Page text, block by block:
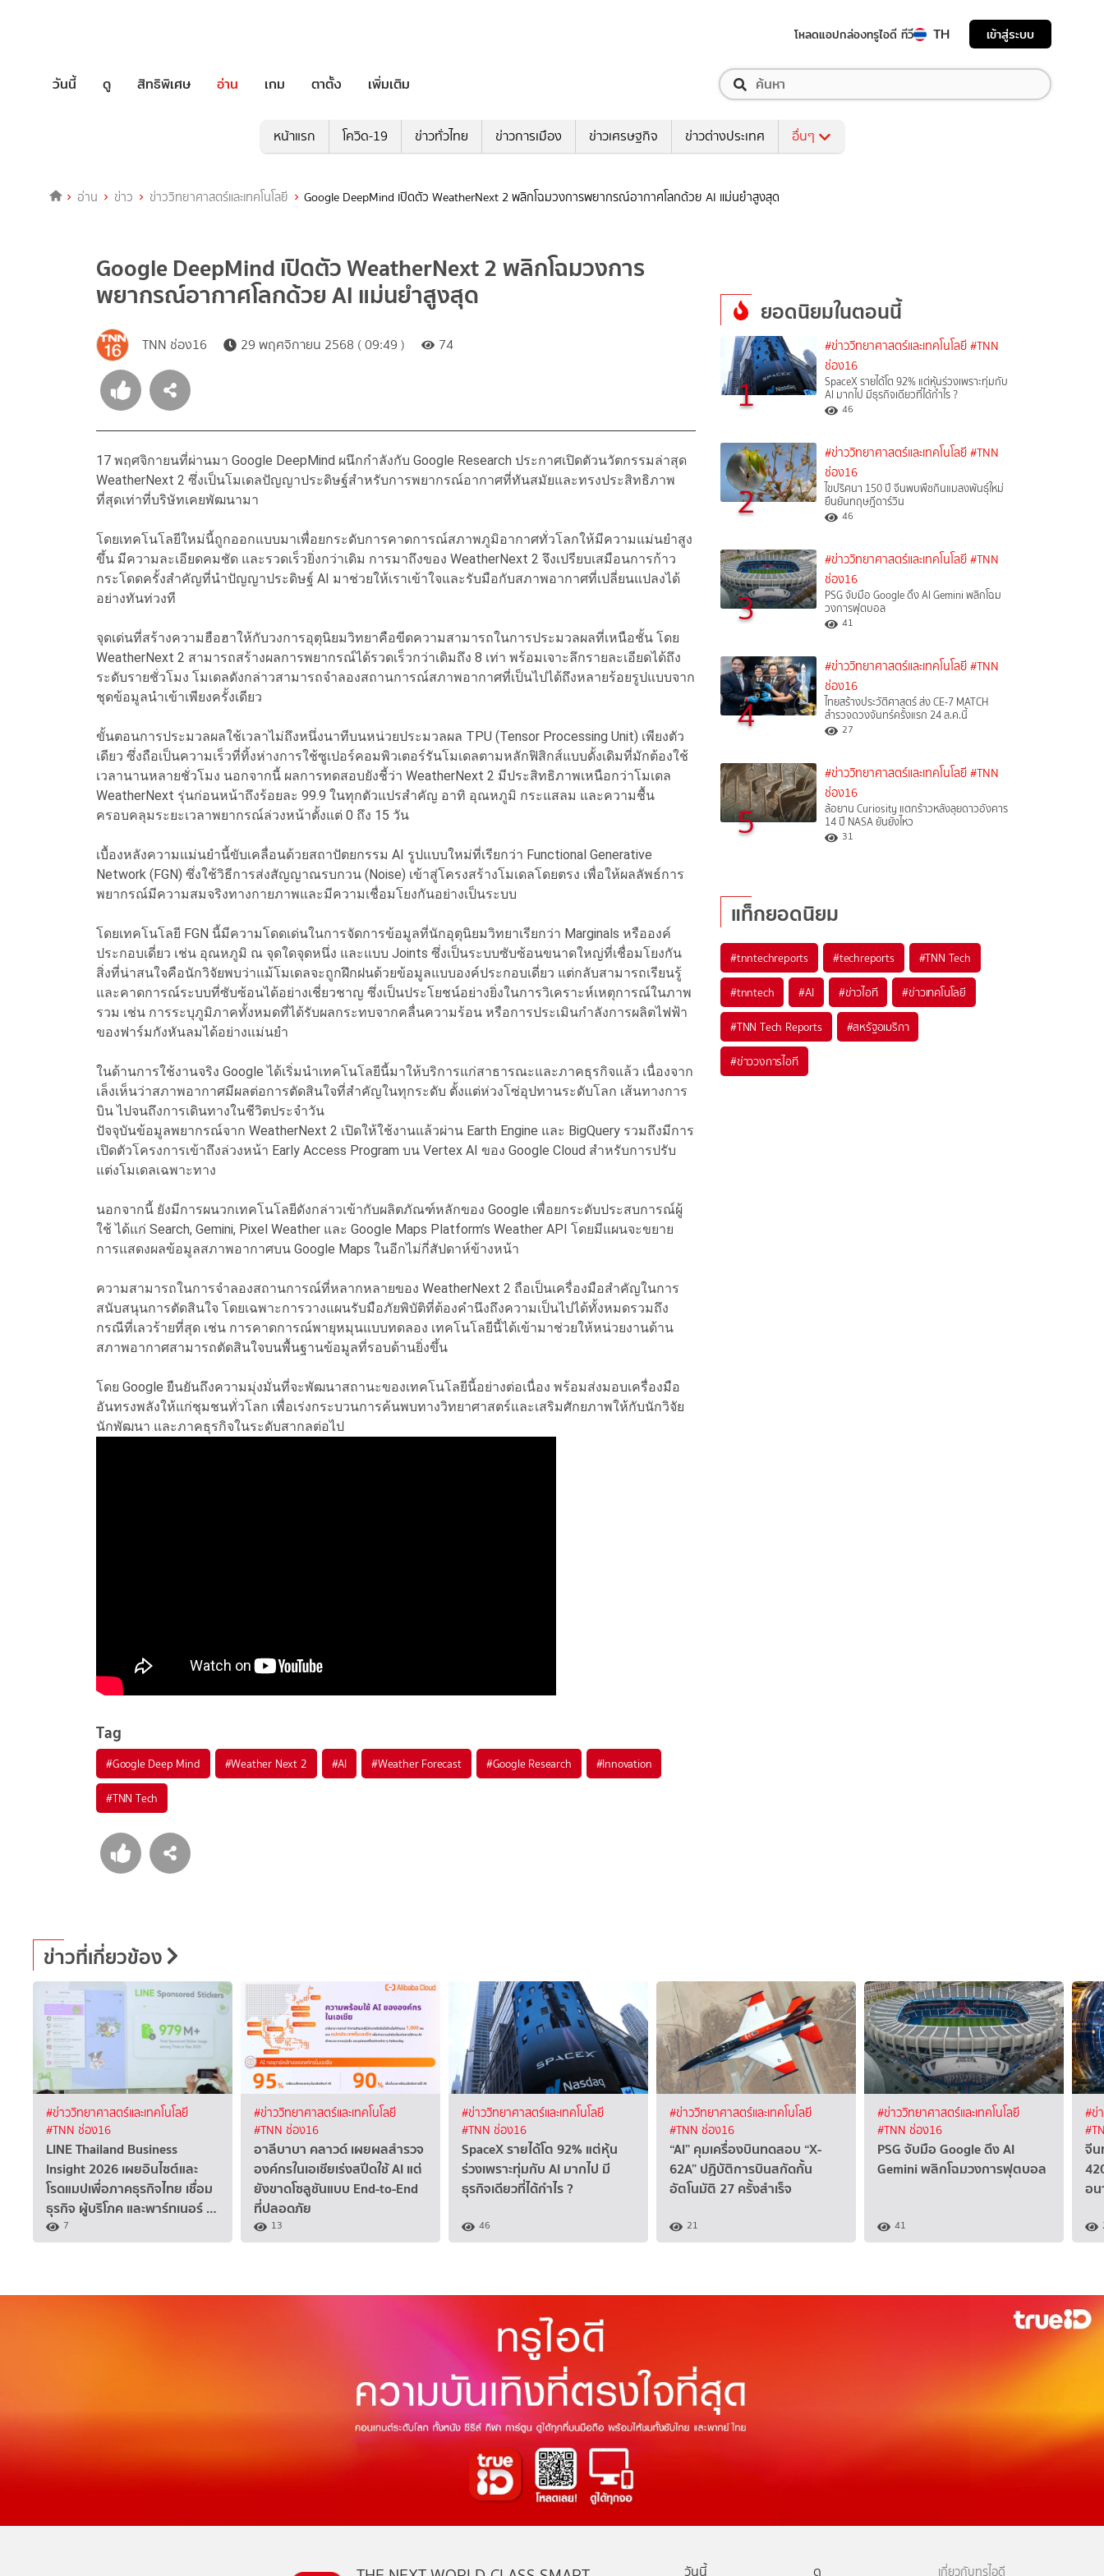
โหลดแอปกล่องทรูไอดี ทีวี TH เข้าสู่ระบบ
วันนี้ ดู สิทธิพิเศษ อ่าน เกม ตาตั้ง เพิ่มเติม
หน้าแรก โควิด-19 ข่าวทั่วไทย ข่าวการเมือง ข่าวเศรษฐกิจ ข่าวต่างประเทศ อื่นๆ
อ่าน ข่าว ข่าววิทยาศาสตร์และเทคโนโลยี Google DeepMind เปิดตัว WeatherNext 2 พลิกโฉมวงการพยากรณ์อากาศโลกด้วย AI แม่นยำสูงสุด
Google DeepMind เปิดตัว WeatherNext 2 พลิกโฉมวงการ
พยากรณ์อากาศโลกด้วย AI แม่นยำสูงสุด
TNN ช่อง16 29 พฤศจิกายน 2568 ( 09:49 ) 74
17 พฤศจิกายนที่ผ่านมา Google DeepMind ผนึกกำลังกับ Google Research ประกาศเปิดตัวนวัตกรรมล่าสุด
WeatherNext 2 ซึ่งเป็นโมเดลปัญญาประดิษฐ์สำหรับการพยากรณ์อากาศที่ทันสมัยและทรงประสิทธิภาพ
ที่สุดเท่าที่บริษัทเคยพัฒนามา
โดยเทคโนโลยีใหม่นี้ถูกออกแบบมาเพื่อยกระดับการคาดการณ์สภาพภูมิอากาศทั่วโลกให้มีความแม่นยำสูง
ขึ้น มีความละเอียดคมชัด และรวดเร็วยิ่งกว่าเดิม การมาถึงของ WeatherNext 2 จึงเปรียบเสมือนการก้าว
กระโดดครั้งสำคัญที่นำปัญญาประดิษฐ์ AI มาช่วยให้เราเข้าใจและรับมือกับสภาพอากาศที่เปลี่ยนแปลงได้
อย่างทันท่วงที
จุดเด่นที่สร้างความฮือฮาให้กับวงการอุตุนิยมวิทยาคือขีดความสามารถในการประมวลผลที่เหนือชั้น โดย
WeatherNext 2 สามารถสร้างผลการพยากรณ์ได้รวดเร็วกว่าเดิมถึง 8 เท่า พร้อมเจาะลึกรายละเอียดได้ถึง
ระดับรายชั่วโมง โมเดลดังกล่าวสามารถจำลองสถานการณ์สภาพอากาศที่เป็นไปได้ถึงหลายร้อยรูปแบบจาก
ชุดข้อมูลนำเข้าเพียงครั้งเดียว
ขั้นตอนการประมวลผลใช้เวลาไม่ถึงหนึ่งนาทีบนหน่วยประมวลผล TPU (Tensor Processing Unit) เพียงตัว
เดียว ซึ่งถือเป็นความเร็วที่ทิ้งห่างการใช้ซูเปอร์คอมพิวเตอร์รันโมเดลตามหลักฟิสิกส์แบบดั้งเดิมที่มักต้องใช้
เวลานานหลายชั่วโมง นอกจากนี้ ผลการทดสอบยังชี้ว่า WeatherNext 2 มีประสิทธิภาพเหนือกว่าโมเดล
WeatherNext รุ่นก่อนหน้าถึงร้อยละ 99.9 ในทุกตัวแปรสำคัญ อาทิ อุณหภูมิ กระแสลม และความชื้น
ครอบคลุมระยะเวลาพยากรณ์ล่วงหน้าตั้งแต่ 0 ถึง 15 วัน
เบื้องหลังความแม่นยำนี้ขับเคลื่อนด้วยสถาปัตยกรรม AI รูปแบบใหม่ที่เรียกว่า Functional Generative
Network (FGN) ซึ่งใช้วิธีการส่งสัญญาณรบกวน (Noise) เข้าสู่โครงสร้างโมเดลโดยตรง เพื่อให้ผลลัพธ์การ
พยากรณ์มีความสมจริงทางกายภาพและมีความเชื่อมโยงกันอย่างเป็นระบบ
โดยเทคโนโลยี FGN นี้มีความโดดเด่นในการจัดการข้อมูลที่นักอุตุนิยมวิทยาเรียกว่า Marginals หรือองค์
ประกอบเดี่ยว เช่น อุณหภูมิ ณ จุดใดจุดหนึ่ง และแบบ Joints ซึ่งเป็นระบบซับซ้อนขนาดใหญ่ที่เชื่อมโยงกัน
สิ่งที่น่าสนใจคือนักวิจัยพบว่าแม้โมเดลจะถูกฝึกฝนด้วยข้อมูลแบบองค์ประกอบเดี่ยว แต่กลับสามารถเรียนรู้
และคาดการณ์ระบบที่ซับซ้อนได้อย่างเชี่ยวชาญ ซึ่งเป็นประโยชน์อย่างยิ่งในการวิเคราะห์เหตุการณ์ในภาพ
รวม เช่น การระบุภูมิภาคทั้งหมดที่ได้รับผลกระทบจากคลื่นความร้อน หรือการประเมินกำลังการผลิตไฟฟ้า
ของฟาร์มกังหันลมได้อย่างแม่นยำ
ในด้านการใช้งานจริง Google ได้เริ่มนำเทคโนโลยีนี้มาให้บริการแก่สาธารณะและภาคธุรกิจแล้ว เนื่องจาก
เล็งเห็นว่าสภาพอากาศมีผลต่อการตัดสินใจที่สำคัญในทุกระดับ ตั้งแต่ห่วงโซ่อุปทานระดับโลก เส้นทางการ
บิน ไปจนถึงการเดินทางในชีวิตประจำวัน
ปัจจุบันข้อมูลพยากรณ์จาก WeatherNext 2 เปิดให้ใช้งานแล้วผ่าน Earth Engine และ BigQuery รวมถึงมีการ
เปิดตัวโครงการเข้าถึงล่วงหน้า Early Access Program บน Vertex AI ของ Google Cloud สำหรับการปรับ
แต่งโมเดลเฉพาะทาง
นอกจากนี้ ยังมีการผนวกเทคโนโลยีดังกล่าวเข้ากับผลิตภัณฑ์หลักของ Google เพื่อยกระดับประสบการณ์ผู้
ใช้ ได้แก่ Search, Gemini, Pixel Weather และ Google Maps Platform’s Weather API โดยมีแผนจะขยาย
การแสดงผลข้อมูลสภาพอากาศบน Google Maps ในอีกไม่กี่สัปดาห์ข้างหน้า
ความสามารถในการจำลองสถานการณ์ที่หลากหลายของ WeatherNext 2 ถือเป็นเครื่องมือสำคัญในการ
สนับสนุนการตัดสินใจ โดยเฉพาะการวางแผนรับมือภัยพิบัติที่ต้องคำนึงถึงความเป็นไปได้ทั้งหมดรวมถึง
กรณีที่เลวร้ายที่สุด เช่น การคาดการณ์พายุหมุนแบบทดลอง เทคโนโลยีนี้ได้เข้ามาช่วยให้หน่วยงานด้าน
สภาพอากาศสามารถตัดสินใจบนพื้นฐานข้อมูลที่รอบด้านยิ่งขึ้น
โดย Google ยืนยันถึงความมุ่งมั่นที่จะพัฒนาสถานะของเทคโนโลยีนี้อย่างต่อเนื่อง พร้อมส่งมอบเครื่องมือ
อันทรงพลังให้แก่ชุมชนทั่วโลก เพื่อเร่งกระบวนการค้นพบทางวิทยาศาสตร์และเสริมศักยภาพให้กับนักวิจัย
นักพัฒนา และภาคธุรกิจในระดับสากลต่อไป
Tag
#Google Deep Mind #Weather Next 2 #AI #Weather Forecast #Google Research #Innovation
#TNN Tech
ยอดนิยมในตอนนี้
1
#ข่าววิทยาศาสตร์และเทคโนโลยี #TNN
ช่อง16
SpaceX รายได้โต 92% แต่หุ้นร่วงเพราะทุ่มกับ
AI มากไป มีธุรกิจเดียวที่ได้กำไร ?
46
2
#ข่าววิทยาศาสตร์และเทคโนโลยี #TNN
ช่อง16
ไขปริศนา 150 ปี จีนพบพืชกินแมลงพันธุ์ใหม่
ยืนยันทฤษฎีดาร์วิน
46
3
#ข่าววิทยาศาสตร์และเทคโนโลยี #TNN
ช่อง16
PSG จับมือ Google ดึง AI Gemini พลิกโฉม
วงการฟุตบอล
41
4
#ข่าววิทยาศาสตร์และเทคโนโลยี #TNN
ช่อง16
ไทยสร้างประวัติศาสตร์ ส่ง CE-7 MATCH
สำรวจดวงจันทร์ครั้งแรก 24 ส.ค.นี้
27
5
#ข่าววิทยาศาสตร์และเทคโนโลยี #TNN
ช่อง16
ล้อยาน Curiosity แตกร้าวหลังลุยดาวอังคาร
14 ปี NASA ยันยังไหว
31
แท็กยอดนิยม
#tnntechreports #techreports #TNN Tech
#tnntech #AI #ข่าวไอที #ข่าวเทคโนโลยี
#TNN Tech Reports #สหรัฐอเมริกา
#ข่าววงการไอที
ข่าวที่เกี่ยวข้อง
#ข่าววิทยาศาสตร์และเทคโนโลยี
#TNN ช่อง16
LINE Thailand Business
Insight 2026 เผยอินไซต์และ
โรดแมปเพื่อภาคธุรกิจไทย เชื่อม
ธุรกิจ ผู้บริโภค และพาร์ทเนอร์ …
7
#ข่าววิทยาศาสตร์และเทคโนโลยี
#TNN ช่อง16
อาลีบาบา คลาวด์ เผยผลสำรวจ
องค์กรในเอเชียเร่งสปีดใช้ AI แต่
ยังขาดโซลูชันแบบ End-to-End
ที่ปลอดภัย
13
#ข่าววิทยาศาสตร์และเทคโนโลยี
#TNN ช่อง16
SpaceX รายได้โต 92% แต่หุ้น
ร่วงเพราะทุ่มกับ AI มากไป มี
ธุรกิจเดียวที่ได้กำไร ?
46
#ข่าววิทยาศาสตร์และเทคโนโลยี
#TNN ช่อง16
“AI” คุมเครื่องบินทดสอบ “X-
62A” ปฏิบัติการบินสกัดกั้น
อัตโนมัติ 27 ครั้งสำเร็จ
21
#ข่าววิทยาศาสตร์และเทคโนโลยี
#TNN ช่อง16
PSG จับมือ Google ดึง AI
Gemini พลิกโฉมวงการฟุตบอล
41
#ข่
จี
อ
วันนี้ ดู เกี่ยวกับทรูไอดี